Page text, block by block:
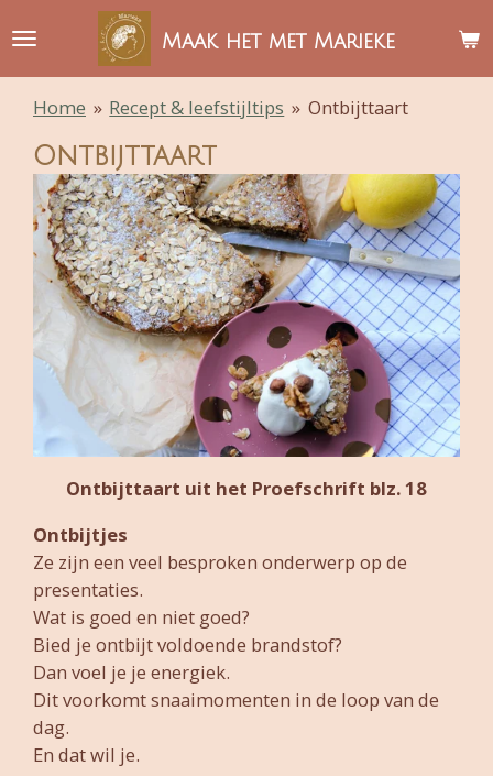
direct
naar
Maak het met Marieke
Home » Recept & leefstijltips » Ontbijttaart
Ontbijttaart
Ontbijttaart uit het Proefschrift blz. 18
Ontbijtjes
Ze zijn een veel besproken onderwerp op de
presentaties.
Wat is goed en niet goed?
Bied je ontbijt voldoende brandstof?
Dan voel je je energiek.
Dit voorkomt snaaimomenten in de loop van de
dag.
En dat wil je.